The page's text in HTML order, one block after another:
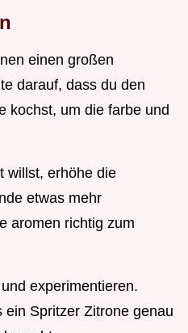
einen großen
darauf, dass du den
kochst, um die farbe und
willst, erhöhe die
etwas mehr
aromen richtig zum
experimentieren.
Spritzer Zitrone genau